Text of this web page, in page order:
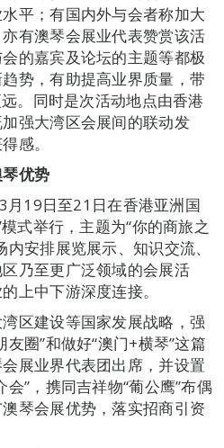
平；有国内外与会者称加大
有澳琴会展业代表赞赏该活
的嘉宾及论坛的主题等都极
势，有助提高业界质量，带
。同时是次活动地点由香港
强大湾区会展间的联动发
感。
优势
月19日至21日在香港亚洲国
式举行，主题为“你的商旅之
安排展览展示、知识交流、
乃至更广泛领域的会展活
上中下游深度连接。
区建设等国家发展战略，强
圈”和做好“澳门+横琴”这篇
展业界代表团出席，并设置
”，携同吉祥物“葡公鹰”布偶
琴会展优势，落实招商引资